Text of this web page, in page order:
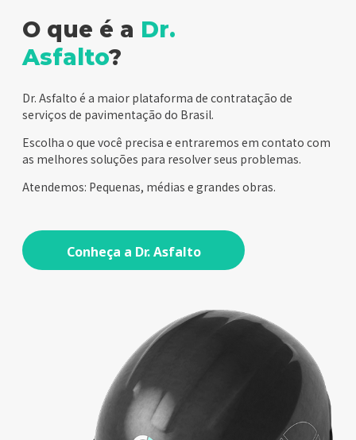
O que é a Dr.
Asfalto?
Dr. Asfalto é a maior plataforma de contratação de
serviços de pavimentação do Brasil.
Escolha o que você precisa e entraremos em contato com
as melhores soluções para resolver seus problemas.
Atendemos: Pequenas, médias e grandes obras.
Conheça a Dr. Asfalto